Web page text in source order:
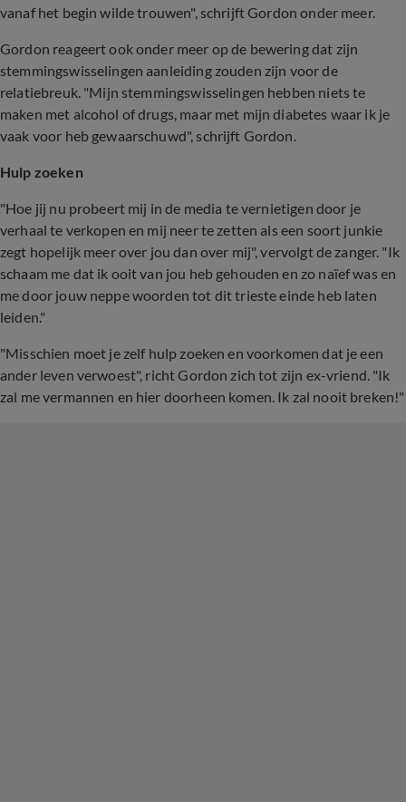
vanaf het begin wilde trouwen", schrijft Gordon onder meer.
Gordon reageert ook onder meer op de bewering dat zijn
stemmingswisselingen aanleiding zouden zijn voor de
relatiebreuk. "Mijn stemmingswisselingen hebben niets te
maken met alcohol of drugs, maar met mijn diabetes waar ik je
vaak voor heb gewaarschuwd", schrijft Gordon.
Hulp zoeken
"Hoe jij nu probeert mij in de media te vernietigen door je
verhaal te verkopen en mij neer te zetten als een soort junkie
zegt hopelijk meer over jou dan over mij", vervolgt de zanger. "Ik
schaam me dat ik ooit van jou heb gehouden en zo naïef was en
me door jouw neppe woorden tot dit trieste einde heb laten
leiden."
"Misschien moet je zelf hulp zoeken en voorkomen dat je een
ander leven verwoest", richt Gordon zich tot zijn ex-vriend. "Ik
zal me vermannen en hier doorheen komen. Ik zal nooit breken!"